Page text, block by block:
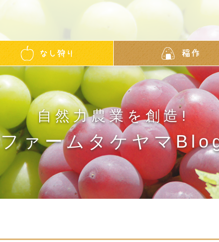
自然力農業を創造!
ファームタケヤマ